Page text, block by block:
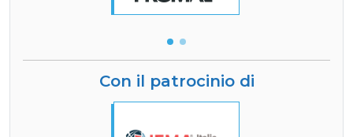
Con il patrocinio di